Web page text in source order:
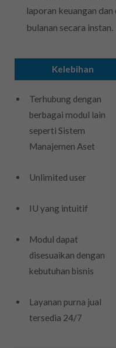
laporan keuangan
bulanan secara instan.
Kelebihan
Terhubung dengan
berbagai modul lain
seperti Sistem
Manajemen Aset
Unlimited user
IU yang intuitif
Modul dapat
disesuaikan dengan
kebutuhan bisnis
Layanan purna jual
tersedia 24/7